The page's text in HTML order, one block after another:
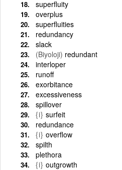
superfluity
overplus
superfluities
redundancy
slack
(Biyoloji) redundant
interloper
runoff
exorbitance
excessiveness
spillover
{i} surfeit
redundance
{i} overflow
spilth
plethora
{i} outgrowth